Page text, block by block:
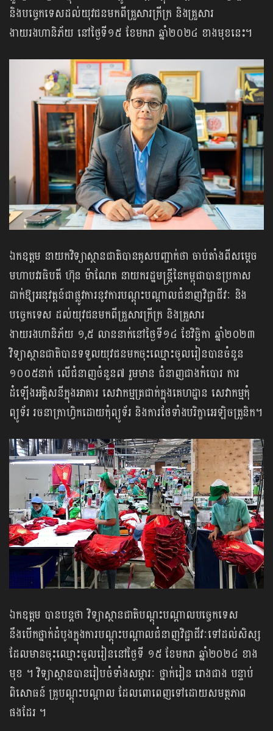
និងបច្ចេកទេសដល់យុវជនមកពីគ្រួសារក្រីក្រ និងគ្រួសារ
ងាយរងហានិភ័យ នៅថ្ងៃទី១៥ ខែមករា ឆ្នាំ២០២៤ ខាងមុខនេះ។
ឯកឧត្តម នាយកវិទ្យាស្ថានជាតិបានគូសបញ្ជាក់ថា ចាប់តាំងពីសម្តេច
មហាបវរធិបតី ហ៊ុន ម៉ាណែត នាយករដ្ឋមន្រ្តីនៃកម្ពុជាបានប្រកាស
ដាក់ឱ្យអនុវត្តន៍ជាផ្លូវការនូវការបណ្តុះបណ្តាលជំនាញវិជ្ជាជីវៈ និង
បច្ចេកទេស ដល់យុវជនមកពីគ្រួសារក្រីក្រ និងគ្រួសារ
ងាយរងហានិភ័យ ១,៥ លាននាក់នៅថ្ងៃទី១៤ ខែវិច្ឆិកា ឆ្នាំ២០២៣
វិទ្យាស្ថានជាតិបានទទួលយុវជនមកចុះឈ្មោះចូលរៀនបានចំនួន
១០០៥នាក់ លើជំនាញចំនួន៧ រួមមាន ជំនាញជាងកំបោរ ការ
ដំឡើងអគ្គិសនីក្នុងអាគារ សេវាកម្មត្រជាក់ក្នុងគេហដ្ឋាន សេវាកម្មកុំ
ព្យូទ័រ រចនាក្រាហ្វិកដោយកុំព្យូទ័រ និងការថែទាំងបរិក្ខាអេឡិចត្រូនិក។
ឯកឧត្តម បានបន្តថា វិទ្យាស្ថានជាតិបណ្តុះបណ្តាលបច្ចេកទេស
នឹងបើកថ្នាក់ដំបូងក្នុងការបណ្តុះបណ្តាលជំនាញវិជ្ជាជីវៈទៅដល់សិស្ស
ដែលមានចុះឈ្មោះចូលរៀននៅថ្ងៃទី ១៥ ខែមករា ឆ្នាំ២០២៤ ខាង
មុខ ។ វិទ្យាស្ថានបានរៀបចំទាំងសម្ភារៈ ថ្នាក់រៀន រោងជាង បន្ទាប់
ពិសោធន៍ គ្រូបណ្តុះបណ្តាល ដែលពោពេញទៅដោយសមត្ថភាព
ផងដែរ ។